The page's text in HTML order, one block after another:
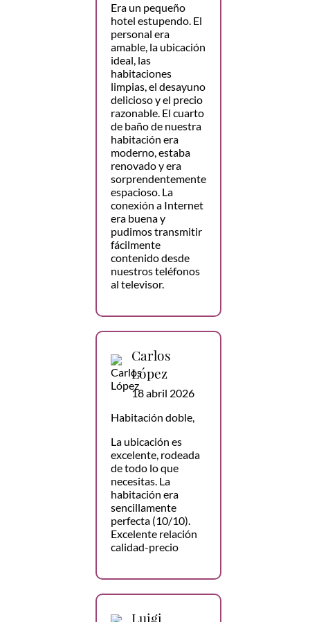
Era un pequeño
hotel estupendo. El
personal era
amable, la ubicación
ideal, las
habitaciones
limpias, el desayuno
delicioso y el precio
razonable. El cuarto
de baño de nuestra
habitación era
moderno, estaba
renovado y era
sorprendentemente
espacioso. La
conexión a Internet
era buena y
pudimos transmitir
fácilmente
contenido desde
nuestros teléfonos
al televisor.
Carlos
López
18 abril 2026
Habitación doble,
La ubicación es
excelente, rodeada
de todo lo que
necesitas. La
habitación era
sencillamente
perfecta (10/10).
Excelente relación
calidad-precio
Luigi